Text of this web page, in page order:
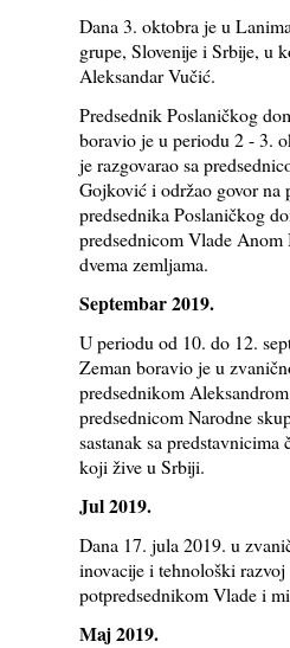
Dana 3. oktobra je u
grupe, Slovenije i Srbije, u
Aleksandar Vučić.
Predsednik Poslaničkog
boravio je u periodu 2 - 3.
je razgovarao sa
Gojković i održao govor na
predsednika Poslaničkog
predsednicom Vlade
dvema zemljama.
Septembar 2019.
U periodu od 10. do 12.
Zeman boravio je u
predsednikom
predsednicom Narodne
sastanak sa
koji žive u Srbiji.
Jul 2019.
Dana 17. jula 2019. u
inovacije i tehnološki
potpredsednikom Vlade i
Maj 2019.